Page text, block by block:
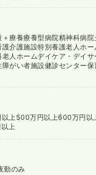
＋療養療養型病院精神科病院
護介護施設特別養護老人ホー
老人ホームデイケア・デイサ
障がい者施設健診センター保
上 500万円以上600万円以
上
勤のみ